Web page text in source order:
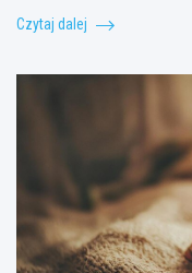
Czytaj dalej